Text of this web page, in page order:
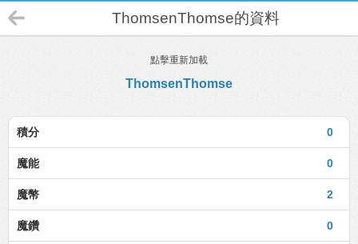
ThomsenThomse的資料
點擊重新加載
ThomsenThomse
0
積分
0
魔能
2
魔幣
0
魔鑽